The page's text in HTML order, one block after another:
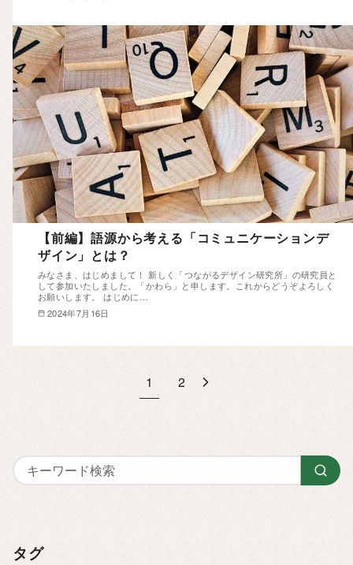
【前編】語源から考える「コミュニケーションデ
ザイン」とは？
みなさま、はじめまして！ 新しく「つながるデザイン研究所」の研究員と
して参加いたしました。「かわら」と申します。これからどうぞよろしく
お願いします。 はじめに…
2024年7月16日
1 2
タグ